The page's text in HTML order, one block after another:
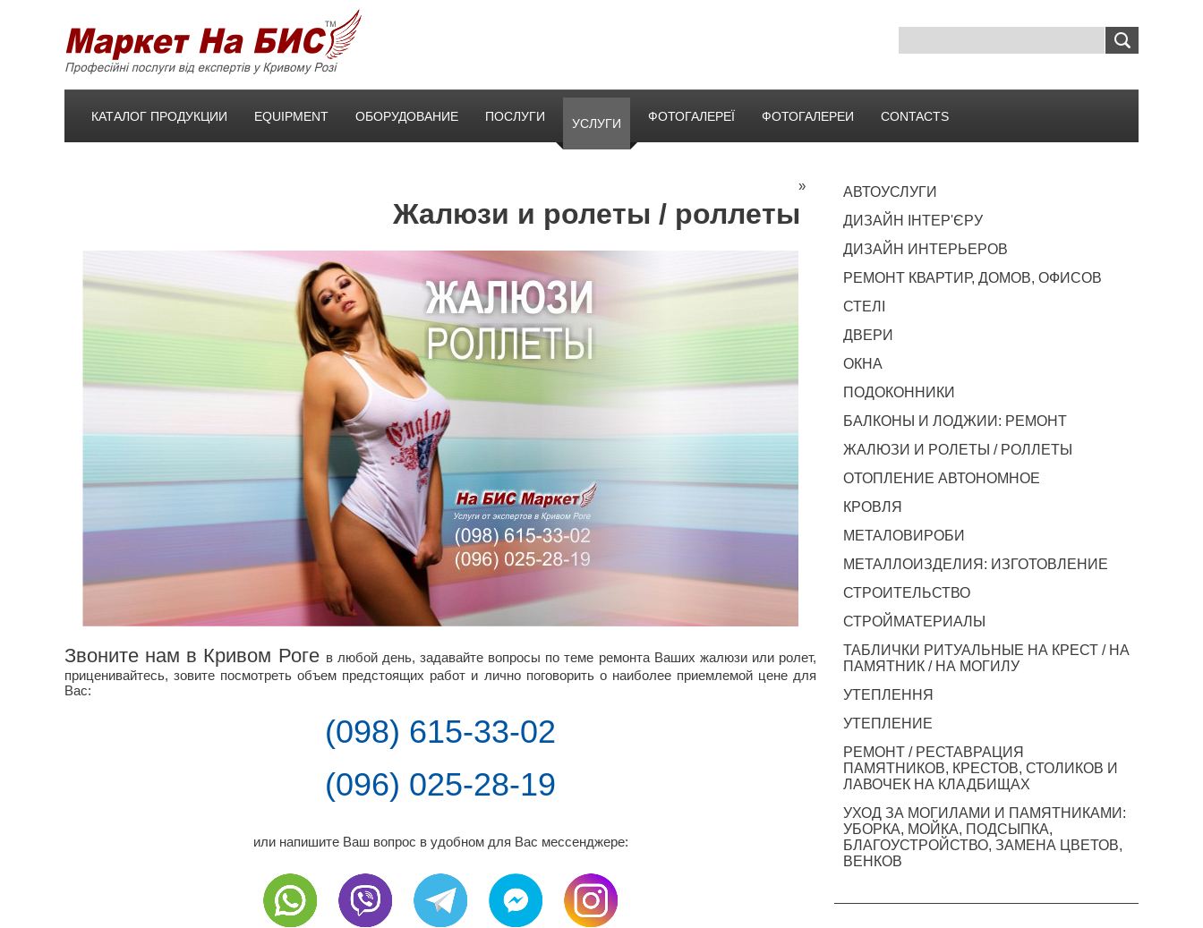
КАТАЛОГ ПРОДУКЦИИ EQUIPMENT ОБОРУДОВАНИЕ ПОСЛУГИ УСЛУГИ ФОТОГАЛЕРЕЇ ФОТОГАЛЕРЕИ CONTACTS
»
Жалюзи и ролеты / роллеты
Звоните нам в Кривом Роге в любой день, задавайте вопросы по теме ремонта Ваших жалюзи или ролет,
приценивайтесь, зовите посмотреть объем предстоящих работ и лично поговорить о наиболее приемлемой цене для
Вас:
(098) 615-33-02
(096) 025-28-19
или напишите Ваш вопрос в удобном для Вас мессенджере:
АВТОУСЛУГИ
ДИЗАЙН ІНТЕР'ЄРУ
ДИЗАЙН ИНТЕРЬЕРОВ
РЕМОНТ КВАРТИР, ДОМОВ, ОФИСОВ
СТЕЛІ
ДВЕРИ
ОКНА
ПОДОКОННИКИ
БАЛКОНЫ И ЛОДЖИИ: РЕМОНТ
ЖАЛЮЗИ И РОЛЕТЫ / РОЛЛЕТЫ
ОТОПЛЕНИЕ АВТОНОМНОЕ
КРОВЛЯ
МЕТАЛОВИРОБИ
МЕТАЛЛОИЗДЕЛИЯ: ИЗГОТОВЛЕНИЕ
СТРОИТЕЛЬСТВО
СТРОЙМАТЕРИАЛЫ
ТАБЛИЧКИ РИТУАЛЬНЫЕ НА КРЕСТ / НА
ПАМЯТНИК / НА МОГИЛУ
УТЕПЛЕННЯ
УТЕПЛЕНИЕ
РЕМОНТ / РЕСТАВРАЦИЯ
ПАМЯТНИКОВ, КРЕСТОВ, СТОЛИКОВ И
ЛАВОЧЕК НА КЛАДБИЩАХ
УХОД ЗА МОГИЛАМИ И ПАМЯТНИКАМИ:
УБОРКА, МОЙКА, ПОДСЫПКА,
БЛАГОУСТРОЙСТВО, ЗАМЕНА ЦВЕТОВ,
ВЕНКОВ